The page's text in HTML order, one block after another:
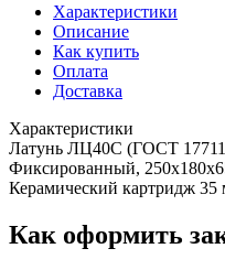
Характеристики
Описание
Как купить
Оплата
Доставка
Характеристики
Латунь ЛЦ40C (ГОСТ
Фиксированный,
Керамический картридж 35
Как оформить